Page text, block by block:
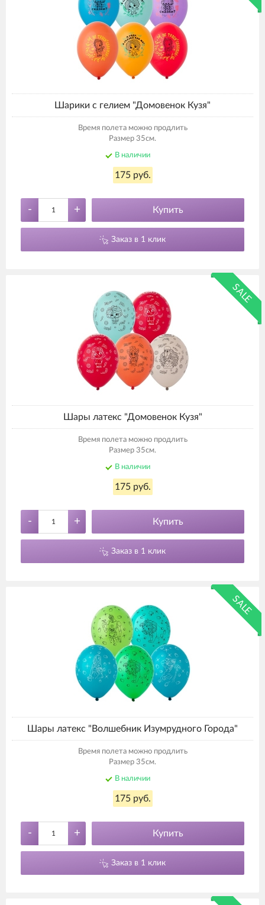
Шарики с гелием "Домовенок Кузя"
Время полета можно продлить
Размер 35см.
В наличии
175 руб.
- + Купить
Заказ в 1 клик
SALE
Шары латекс "Домовенок Кузя"
Время полета можно продлить
Размер 35см.
В наличии
175 руб.
- + Купить
Заказ в 1 клик
SALE
Шары латекс "Волшебник Изумрудного Города"
Время полета можно продлить
Размер 35см.
В наличии
175 руб.
- + Купить
Заказ в 1 клик